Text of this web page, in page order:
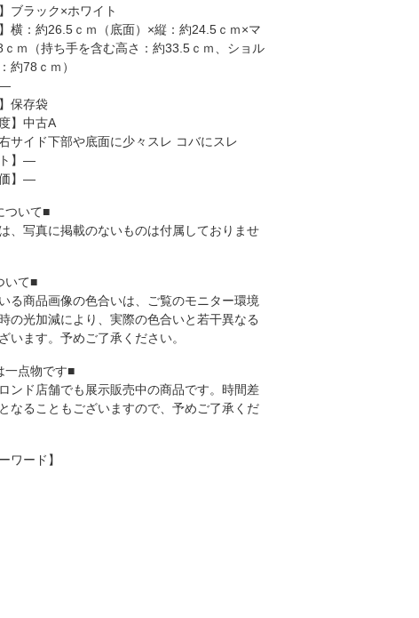
ブラック×ホワイト
】横：約26.5ｃｍ（底面）×縦：約24.5ｃｍ×マ
ｃｍ（持ち手を含む高さ：約33.5ｃｍ、ショル
約78ｃｍ）
―
保存袋
】中古A
右サイド下部や底面に少々スレ コバにスレ
ト】―
価】―
ついて■
、写真に掲載のないものは付属しておりませ
いて■
る商品画像の色合いは、ご覧のモニター環境
の光加減により、実際の色合いと若干異なる
います。予めご了承ください。
一点物です■
ンド店舗でも展示販売中の商品です。時間差
なることもございますので、予めご了承くだ
ワード】